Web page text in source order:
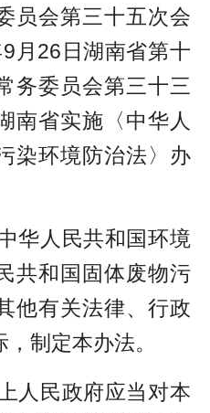
员会第三十五次会
月26日湖南省第十
务委员会第三十三
南省实施〈中华人
染环境防治法〉办
华人民共和国环境
共和国固体废物污
他有关法律、行政
制定本办法。
人民政府应当对本